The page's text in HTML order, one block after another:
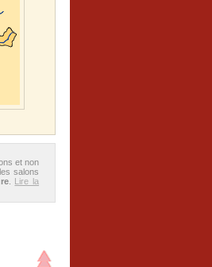
et non
salons
. Lire la